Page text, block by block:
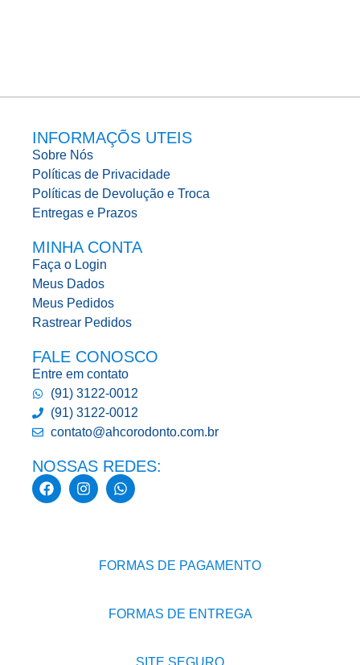
INFORMAÇÕS UTEIS
Sobre Nós
Políticas de Privacidade
Políticas de Devolução e Troca
Entregas e Prazos
MINHA CONTA
Faça o Login
Meus Dados
Meus Pedidos
Rastrear Pedidos
FALE CONOSCO
Entre em contato
(91) 3122-0012
(91) 3122-0012
contato@ahcorodonto.com.br
NOSSAS REDES:
FORMAS DE PAGAMENTO
FORMAS DE ENTREGA